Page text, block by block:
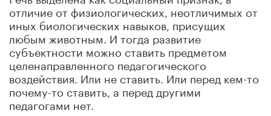
отличие от физиологических, неотличимых от
иных биологических навыков, присущих
любым животным. И тогда развитие
субъектности можно ставить предметом
целенаправленного педагогического
воздействия. Или не ставить. Или перед кем-то
почему-то ставить, а перед другими
педагогами нет.